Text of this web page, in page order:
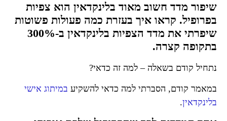
שיפור מדד חשוב מאוד בלינקדאין הוא צפיות
בפרופיל. קראו איך בעזרת כמה פעולות פשוטות
שיפרתי את מדד הצפיות בלינקדאין ב-300%
בתקופה קצרה.
נתחיל קודם בשאלה – למה זה כדאי?
במאמר קודם, הסברתי למה כדאי להשקיע במיתוג אישי
בלינקדאין.